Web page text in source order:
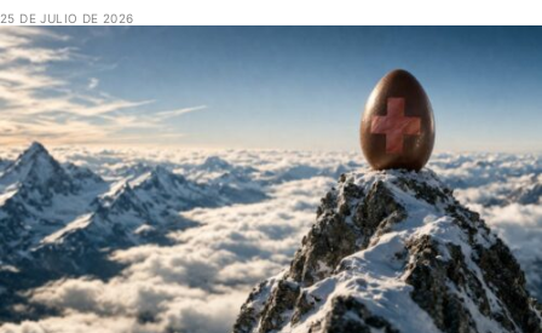
25 DE JULIO DE 2026